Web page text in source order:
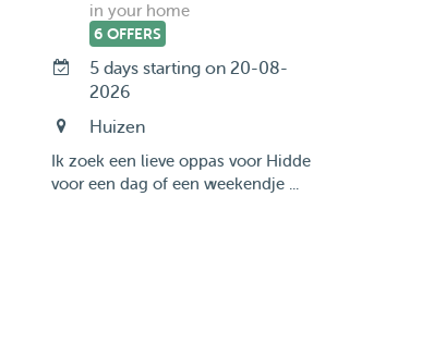
in your home
6 OFFERS
5 days starting on 20-08-
2026
Huizen
Ik zoek een lieve oppas voor Hidde
voor een dag of een weekendje ...